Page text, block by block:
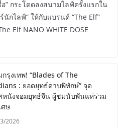
” กระโดดลงสนามไลฟ์ครั้งแรกใน
กไลฟ์” ให้กับแบรนด์ “The Elf”
Elf NANO WHITE DOSE
รุงเทพ! “Blades of The
: ยอดยุทธ์ดาบพิทักษ์” จุด
หนังจอมยุทธ์จีน ผู้ชมนับพันแห่ร่วม
ศษ
2026